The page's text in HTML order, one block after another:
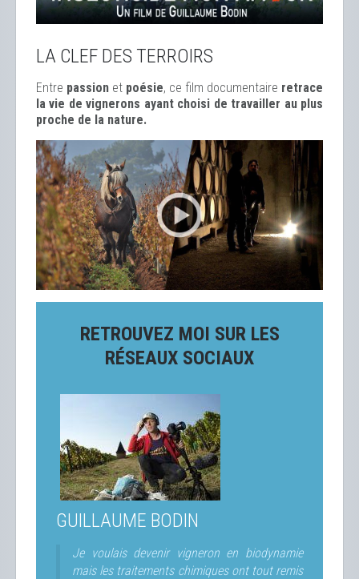
LA CLEF DES TERROIRS
Entre passion et poésie, ce film documentaire retrace
la vie de vignerons ayant choisi de travailler au plus
proche de la nature.
RETROUVEZ MOI SUR LES
RÉSEAUX SOCIAUX
GUILLAUME BODIN
Je voulais devenir vigneron en biodynamie
mais les traitements chimiques ont tout remis